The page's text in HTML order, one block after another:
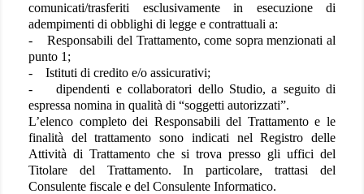
comunicati/trasferiti esclusivamente in esecuzione di
adempimenti di obblighi di legge e contrattuali a:
- Responsabili del Trattamento, come sopra menzionati al
punto 1;
- Istituti di credito e/o assicurativi;
- dipendenti e collaboratori dello Studio, a seguito di
espressa nomina in qualità di “soggetti autorizzati”.
L’elenco completo dei Responsabili del Trattamento e le
finalità del trattamento sono indicati nel Registro delle
Attività di Trattamento che si trova presso gli uffici del
Titolare del Trattamento. In particolare, trattasi del
Consulente fiscale e del Consulente Informatico.